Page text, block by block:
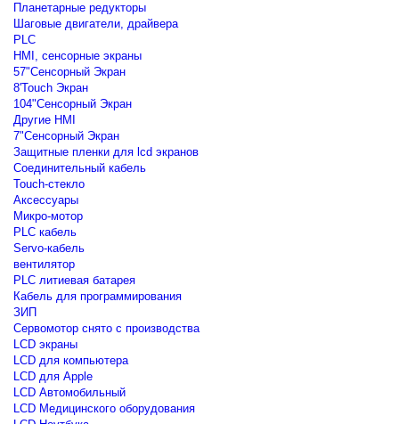
Планетарные редукторы
Шаговые двигатели, драйвера
PLC
HMI, сенсорные экраны
57"Сенсорный Экран
8'Touch Экран
104"Сенсорный Экран
Другие HMI
7"Сенсорный Экран
Защитные пленки для lcd экранов
Соединительный кабель
Touch-стекло
Аксессуары
Микро-мотор
PLC кабель
Servo-кабель
вентилятор
PLC литиевая батарея
Кабель для программирования
ЗИП
Сервомотор снято с производства
LCD экраны
LCD для компьютера
LCD для Apple
LCD Автомобильный
LCD Медицинского оборудования